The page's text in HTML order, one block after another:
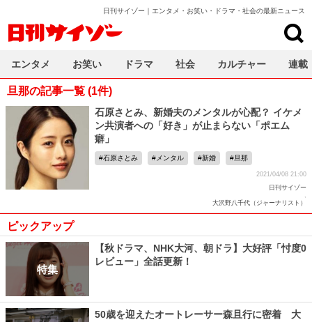
日刊サイゾー｜エンタメ・お笑い・ドラマ・社会の最新ニュース
旦那の記事一覧 (1件)
石原さとみ、新婚夫のメンタルが心配？ イケメ
ン共演者への「好き」が止まらない「ポエム
癖」
石原さとみ メンタル 新婚 旦那
2021/04/08 21:00
日刊サイゾー
,
大沢野八千代（ジャーナリスト）
ピックアップ
特集
【秋ドラマ、NHK大河、朝ドラ】大好評「忖度0
レビュー」全話更新！
50歳を迎えたオートレーサー森且行に密着 大
エンタメ お笑い ドラマ 社会 カルチャー 連載